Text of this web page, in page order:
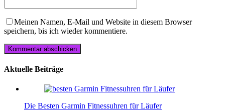
Meinen Namen, E-Mail und Website in diesem Browser
speichern, bis ich wieder kommentiere.
Aktuelle Beiträge
Die Besten Garmin Fitnessuhren für Läufer